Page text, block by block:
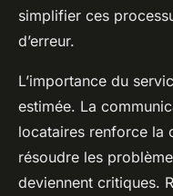
simplifier ces
d’erreur.
L’importance du
estimée. La
locataires renforce la
résoudre les
deviennent critiques.